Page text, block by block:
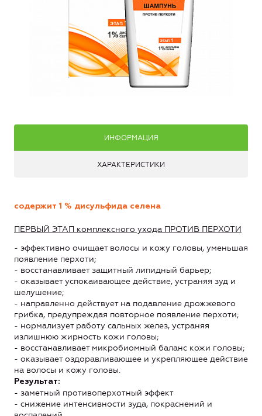
ИНФОРМАЦИЯ
ХАРАКТЕРИСТИКИ
содержит 1 % дисульфида селена
ПЕРВЫЙ ЭТАП комплексного ухода ПРОТИВ ПЕРХОТИ
- эффективно очищает волосы и кожу головы, уменьшая
появление перхоти;
- восстанавливает защитный липидный барьер;
- оказывает успокаивающее действие, устраняя зуд и
шелушение;
- направленно действует на подавление дрожжевого
грибка, предупреждая повторное появление перхоти;
- нормализует работу сальных желез, устраняя
излишнюю жирность кожи головы;
- восстанавливает микробиомный баланс кожи головы;
- оказывает оздоравливающее и укрепляющее действие
на волосы и кожу головы.
Результат:
- заметный противоперхотный эффект
- снижение интенсивности зуда, покраснений и